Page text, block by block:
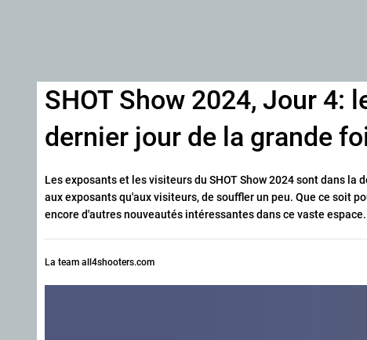
SHOT Show 2024, Jour 4:
dernier jour de la grande
Les exposants et les visiteurs du SHOT Show 2024 sont dans
aux exposants qu'aux visiteurs, de souffler un peu. Que ce soit
encore d'autres nouveautés intéressantes dans ce vaste espace.
La team all4shooters.com